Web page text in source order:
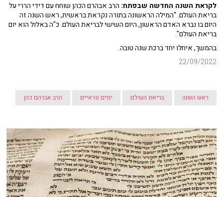
לקראת השנה החדשה שבפתח: הרב אבהרם הכהן שוחח עם דידי הררי על
בריאת העולם. "המילה הראשונה בתורה נקראת בראשית, ראש השנה זה
היום בו נברא האדם הראשון, היום השישי לבריאת העולם. כ"ה באלול הוא יום
בריאת העולם".
בהמשך, איחלו יחד ברכת שנה טובה.
22/09/2022
ראש השנה בריאת העולם ימים נוראיים הרב אברהם כהן